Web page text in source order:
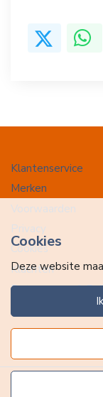
Klantenservice
Merken
Voorwaarden
Privacy
Cookies
Klachten
Retourneren &
Cookies
Deze website